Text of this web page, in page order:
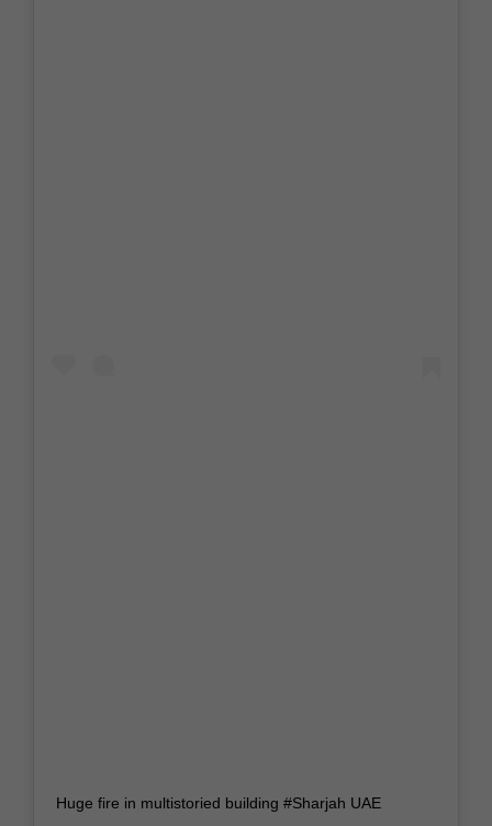
Huge fire in multistoried building #Sharjah UAE